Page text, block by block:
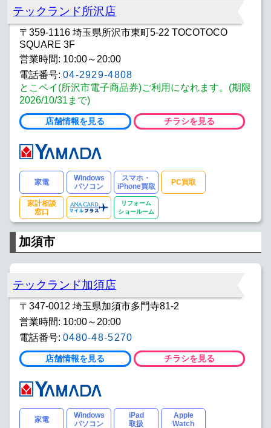
テックランド所沢店
〒359-1116 埼玉県所沢市東町5-22 TOCOTOCO
SQUARE 3F
営業時間: 10:00～20:00
電話番号: 04-2929-4808
とこペイ(所沢市電子商品券)ご利用になれます。(期限
2026/10/31まで)
店舗情報を見る チラシを見る
家電
Windows
パソコン
スマホ・
iPhone買取
PC買取
家計相談
窓口
リフォーム
ショールーム
加須市
テックランド加須店
〒347-0012 埼玉県加須市多門寺81-2
営業時間: 10:00～20:00
電話番号: 0480-48-5270
店舗情報を見る チラシを見る
家電
Windows
パソコン
iPad
取扱
Apple
Watch